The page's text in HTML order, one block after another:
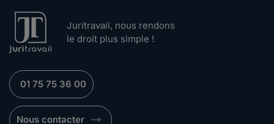
Juritravail, nous rendons
le droit plus simple !
01 75 75 36 00
Nous contacter